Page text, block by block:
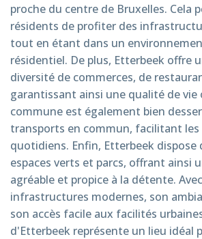
proche du centre de Bruxelles. Cela
résidents de profiter des
tout en étant dans un
résidentiel. De plus, Etterbeek offre
diversité de commerces, de
garantissant ainsi une qualité de vie
commune est également bien
transports en commun, facilitant les
quotidiens. Enfin, Etterbeek dispose
espaces verts et parcs, offrant ainsi
agréable et propice à la détente.
infrastructures modernes, son
son accès facile aux facilités
d'Etterbeek représente un lieu idéal